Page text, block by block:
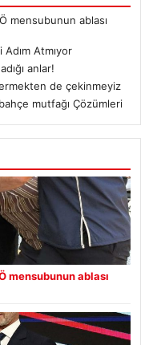
mensubunun ablası
Adım Atmıyor
anlar!
de çekinmeyiz
mutfağı Çözümleri
mensubunun ablası